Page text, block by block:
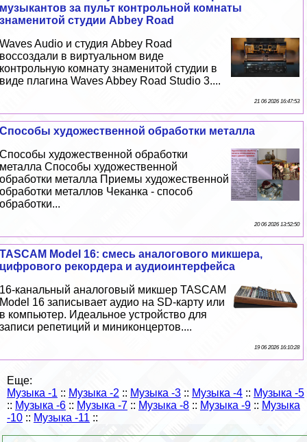
музыкантов за пульт контрольной комнаты
знаменитой студии Abbey Road
Waves Audio и студия Abbey Road
воссоздали в виртуальном виде
контрольную комнату знаменитой студии в
виде плагина Waves Abbey Road Studio 3....
21 06 2026 16:47:53
Способы художественной обработки металла
Способы художественной обработки
металла Способы художественной
обработки металла Приемы художественной
обработки металлов Чеканка - способ
обработки...
20 06 2026 13:52:50
TASCAM Model 16: смесь аналогового микшера,
цифрового рекордера и аудиоинтерфейса
16-кaнaльный аналоговый микшер TASCAM
Model 16 записывает аудио на SD-карту или
в компьютер. Идеальное устройство для
записи репетиций и миниконцертов....
19 06 2026 16:10:28
Еще:
Музыка -1 :: Музыка -2 :: Музыка -3 :: Музыка -4 :: Музыка -5
:: Музыка -6 :: Музыка -7 :: Музыка -8 :: Музыка -9 :: Музыка
-10 :: Музыка -11 ::